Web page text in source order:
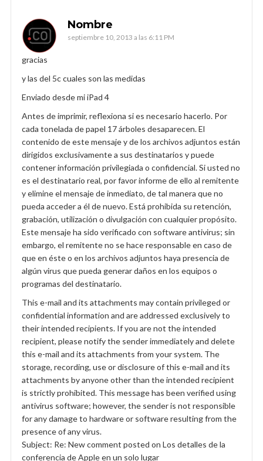
Nombre
septiembre 10, 2013 a las 6:11 PM
gracias
y las del 5c cuales son las medidas
Enviado desde mi iPad 4
Antes de imprimir, reflexiona si es necesario hacerlo. Por
cada tonelada de papel 17 árboles desaparecen. El
contenido de este mensaje y de los archivos adjuntos están
dirigidos exclusivamente a sus destinatarios y puede
contener información privilegiada o confidencial. Si usted no
es el destinatario real, por favor informe de ello al remitente
y elimine el mensaje de inmediato, de tal manera que no
pueda acceder a él de nuevo. Está prohibida su retención,
grabación, utilización o divulgación con cualquier propósito.
Este mensaje ha sido verificado con software antivirus; sin
embargo, el remitente no se hace responsable en caso de
que en éste o en los archivos adjuntos haya presencia de
algún virus que pueda generar daños en los equipos o
programas del destinatario.
This e-mail and its attachments may contain privileged or
confidential information and are addressed exclusively to
their intended recipients. If you are not the intended
recipient, please notify the sender immediately and delete
this e-mail and its attachments from your system. The
storage, recording, use or disclosure of this e-mail and its
attachments by anyone other than the intended recipient
is strictly prohibited. This message has been verified using
antivirus software; however, the sender is not responsible
for any damage to hardware or software resulting from the
presence of any virus.
Subject: Re: New comment posted on Los detalles de la
conferencia de Apple en un solo lugar